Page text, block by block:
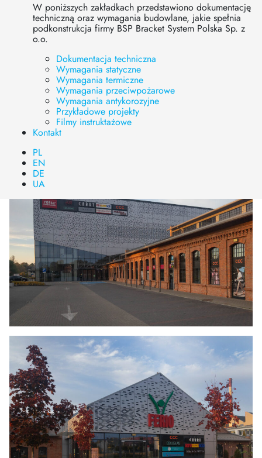
W poniższych zakładkach przedstawiono dokumentację
techniczną oraz wymagania budowlane, jakie spełnia
podkonstrukcja firmy BSP Bracket System Polska Sp. z
o.o.
Dokumentacja techniczna
Wymagania statyczne
Wymagania termiczne
Wymagania przeciwpożarowe
Wymagania antykorozyjne
Przykładowe projekty
Filmy instruktażowe
Kontakt
PL
EN
DE
UA